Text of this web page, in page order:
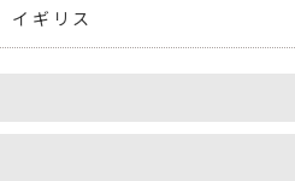
イギリス